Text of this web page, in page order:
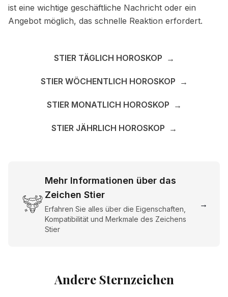
ist eine wichtige geschäftliche Nachricht oder ein
Angebot möglich, das schnelle Reaktion erfordert.
STIER TÄGLICH HOROSKOP →
STIER WÖCHENTLICH HOROSKOP →
STIER MONATLICH HOROSKOP →
STIER JÄHRLICH HOROSKOP →
Mehr Informationen über das
Zeichen Stier
Erfahren Sie alles über die Eigenschaften,
Kompatibilität und Merkmale des Zeichens
Stier
→
Andere Sternzeichen